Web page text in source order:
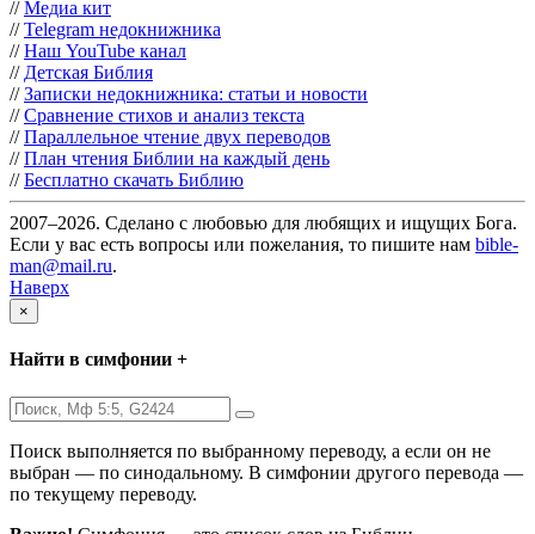
// Медиа кит
// Telegram недокнижника
// Наш YouTube канал
// Детская Библия
// Записки недокнижника: статьи и новости
// Сравнение стихов и анализ текста
// Параллельное чтение двух переводов
// План чтения Библии на каждый день
// Бесплатно скачать Библию
2007–2026. Сделано с любовью для любящих и ищущих Бога.
Если у вас есть вопросы или пожелания, то пишите нам bible-
man@mail.ru.
Наверх
×
Найти в симфонии +
Поиск выполняется по выбранному переводу, а если он не
выбран — по синодальному. В симфонии другого перевода —
по текущему переводу.